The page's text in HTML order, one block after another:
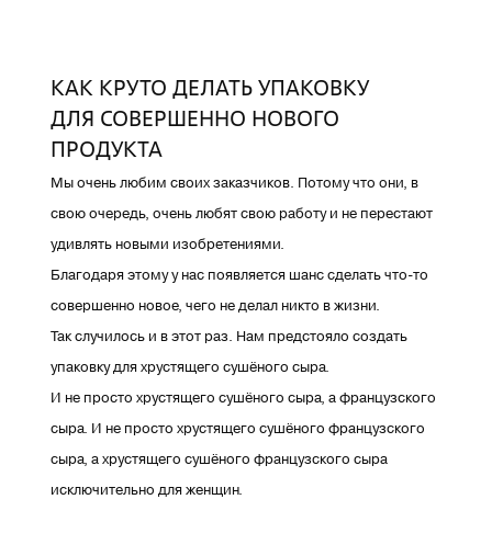
КАК КРУТО ДЕЛАТЬ УПАКОВКУ
ДЛЯ СОВЕРШЕННО НОВОГО
ПРОДУКТА
Мы очень любим своих заказчиков. Потому что они, в
свою очередь, очень любят свою работу и не перестают
удивлять новыми изобретениями.
Благодаря этому у нас появляется шанс сделать что-то
совершенно новое, чего не делал никто в жизни.
Так случилось и в этот раз. Нам предстояло создать
упаковку для хрустящего сушёного сыра.
И не просто хрустящего сушёного сыра, а французского
сыра. И не просто хрустящего сушёного французского
сыра, а хрустящего сушёного французского сыра
исключительно для женщин.